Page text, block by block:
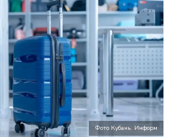
Фото Кубань. Информ